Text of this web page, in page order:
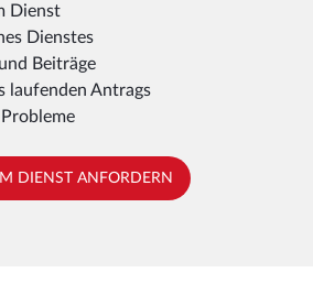
Dienst
Dienstes
Beiträge
laufenden Antrags
DIENST ANFORDERN